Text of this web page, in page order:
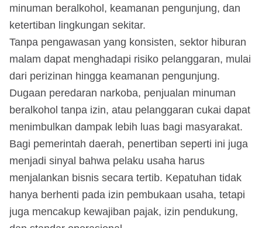
minuman beralkohol, keamanan pengunjung, dan
ketertiban lingkungan sekitar.
Tanpa pengawasan yang konsisten, sektor hiburan
malam dapat menghadapi risiko pelanggaran, mulai
dari perizinan hingga keamanan pengunjung.
Dugaan peredaran narkoba, penjualan minuman
beralkohol tanpa izin, atau pelanggaran cukai dapat
menimbulkan dampak lebih luas bagi masyarakat.
Bagi pemerintah daerah, penertiban seperti ini juga
menjadi sinyal bahwa pelaku usaha harus
menjalankan bisnis secara tertib. Kepatuhan tidak
hanya berhenti pada izin pembukaan usaha, tetapi
juga mencakup kewajiban pajak, izin pendukung,